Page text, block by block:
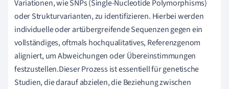
Variationen, wie SNPs (Single-Nucleotide Polymorphisms)
oder Strukturvarianten, zu identifizieren. Hierbei werden
individuelle oder artübergreifende Sequenzen gegen ein
vollständiges, oftmals hochqualitatives, Referenzgenom
aligniert, um Abweichungen oder Übereinstimmungen
festzustellen.Dieser Prozess ist essentiell für genetische
Studien, die darauf abzielen, die Beziehung zwischen